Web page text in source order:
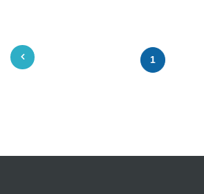
國定假日營業時間請洽店家
1